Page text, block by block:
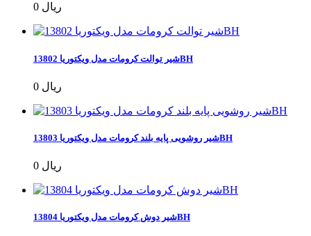
0 ریال
شیر توالت کرومات مدل ویکتوریا 13802BH
0 ریال
شیر روشویی پایه بلند کرومات مدل ویکتوریا 13803BH
0 ریال
شیر دوش کرومات مدل ویکتوریا 13804BH